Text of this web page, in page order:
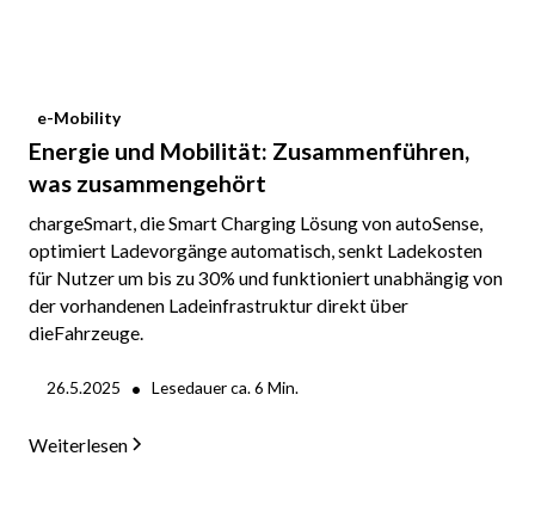
e-Mobility
Energie und Mobilität: Zusammenführen,
was zusammengehört
chargeSmart, die Smart Charging Lösung von autoSense,
optimiert Ladevorgänge automatisch, senkt Ladekosten
für Nutzer um bis zu 30% und funktioniert unabhängig von
der vorhandenen Ladeinfrastruktur direkt über
dieFahrzeuge.
26.5.2025 • Lesedauer ca.6 Min.
Weiterlesen